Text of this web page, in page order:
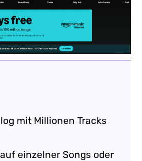
mit Millionen Tracks
einzelner Songs oder